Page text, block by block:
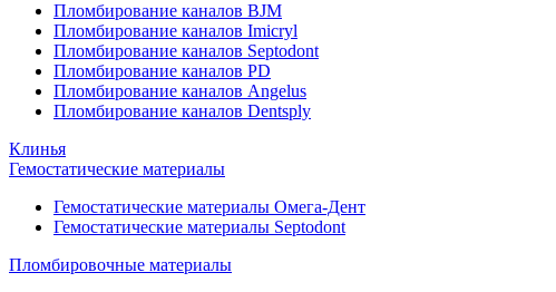
Пломбирование каналов BJM
Пломбирование каналов Imicryl
Пломбирование каналов Septodont
Пломбирование каналов PD
Пломбирование каналов Angelus
Пломбирование каналов Dentsply
Клинья
Гемостатические материалы
Гемостатические материалы Омега-Дент
Гемостатические материалы Septodont
Пломбировочные материалы